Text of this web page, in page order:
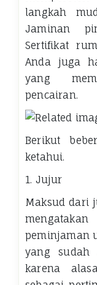
langkah
Jaminan
Sertifikat
Anda juga
yang
pencairan.
Berikut
ketahui.
1. Jujur
Maksud dari
peminjaman
yang
karena